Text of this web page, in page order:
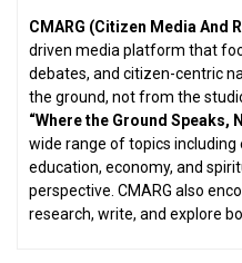
CMARG (Citizen Media And
driven media platform that
debates, and citizen-centric
the ground, not from the
“Where the Ground Speaks,
wide range of topics
education, economy, and
perspective. CMARG also
research, write, and explore